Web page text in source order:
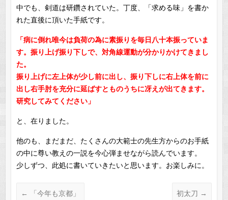
中でも、剣道は研鑽されていた。丁度、「求める味」を書か
れた直後に頂いた手紙です。
「病に倒れ唯今は負荷の為に素振りを毎日八十本振っていま
す。振り上げ振り下しで、対角線運動が分かりかけてきまし
た。
振り上げに左上体が少し前に出し、振り下しに右上体を前に
出し右手肘を充分に延ばすとものうちに冴えが出てきます。
研究してみてください」
と、在りました。
他のも、まだまだ、たくさんの大範士の先生方からのお手紙
の中に尊い教えの一説を今心弾ませながら読んでいます。
少しずつ、此処に書いていきたいと思います。お楽しみに。
← 「今年も京都」 初太刀 →